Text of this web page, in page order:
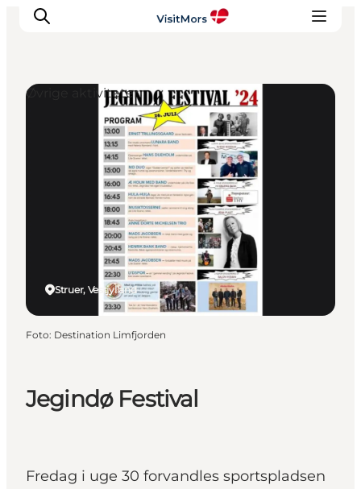
Aktiviteter
Oplevelser
Info om Mors
Overnatning
Pakketure / Ferieophold
Planlæg din tur
Jegindø Festival
Fredag i uge 30 forvandles sportspladsen
Struer, Vestjylland
Øvrige aktiviteter
Foto: Destination Limfjorden